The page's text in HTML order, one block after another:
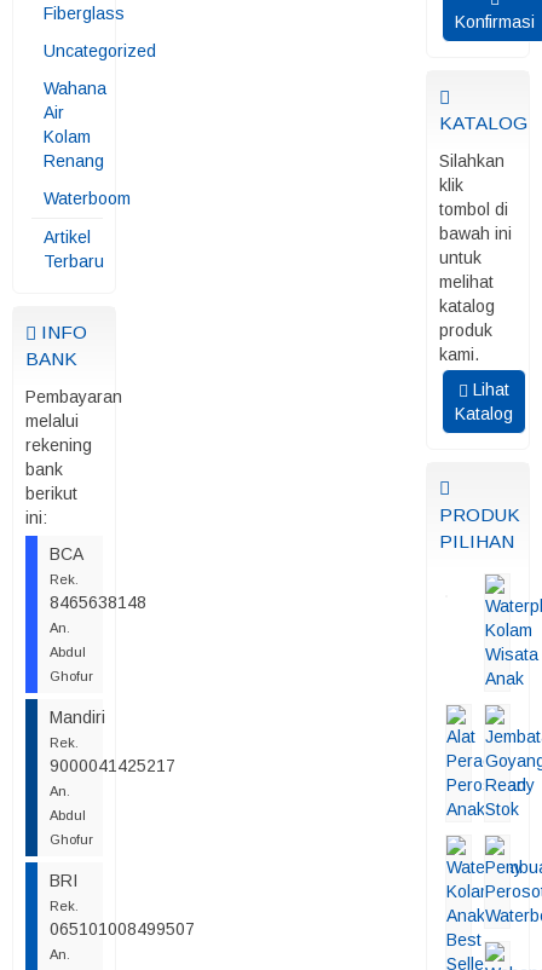
Fiberglass
Uncategorized
Wahana
Air
Kolam
Renang
Waterboom
Artikel
Terbaru
INFO
BANK
Pembayaran
melalui
rekening
bank
berikut
ini:
BCA
Rek.
8465638148
An.
Abdul
Ghofur
Mandiri
Rek.
9000041425217
An.
Abdul
Ghofur
BRI
Rek.
065101008499507
An.
Konfirmasi
KATALOG
Silahkan
klik
tombol di
bawah ini
untuk
melihat
katalog
produk
kami.
Lihat
Katalog
PRODUK
PILIHAN